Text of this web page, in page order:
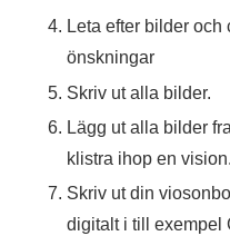
Leta efter bilder och
önskningar
Skriv ut alla bilder.
Lägg ut alla bilder
klistra ihop en vision.
Skriv ut din
digitalt i till exempel